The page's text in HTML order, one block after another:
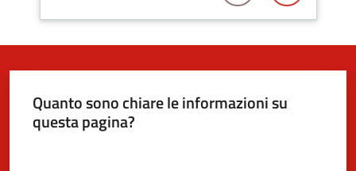
argomenti
Quanto sono chiare le informazioni su
questa pagina?